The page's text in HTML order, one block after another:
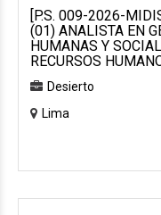
[P.S. 009-2026-
(01) ANALISTA EN
HUMANAS Y
RECURSOS
Desierto
Lima